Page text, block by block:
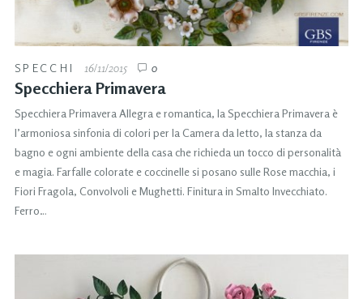
SPECCHI 16/11/2015 0
Specchiera Primavera
Specchiera Primavera Allegra e romantica, la Specchiera Primavera è
l’armoniosa sinfonia di colori per la Camera da letto, la stanza da
bagno e ogni ambiente della casa che richieda un tocco di personalità
e magia. Farfalle colorate e coccinelle si posano sulle Rose macchia, i
Fiori Fragola, Convolvoli e Mughetti. Finitura in Smalto Invecchiato.
Ferro…